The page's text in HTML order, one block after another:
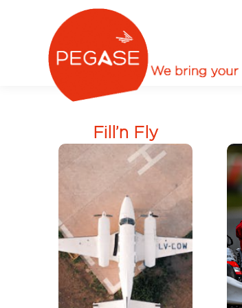
Fill’n Fly
aéronautique
Pegase Energies
(aviation de loisir,
aviation légère et
ultra légère),
développée pour
les carburants